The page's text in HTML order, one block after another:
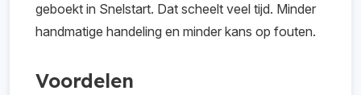
geboekt in Snelstart. Dat scheelt veel tijd. Minder
handmatige handeling en minder kans op fouten.
Voordelen